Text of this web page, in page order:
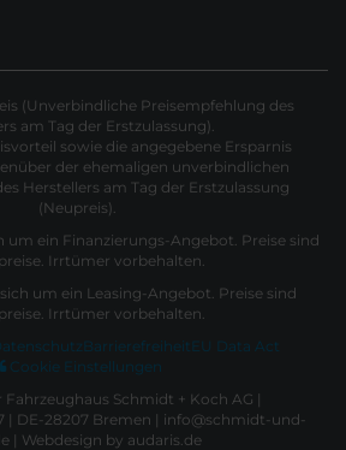
(Unverbindliche Preisempfehlung des
am Tag der Erstzulassung).
sowie die angegebene Ersparnis
der ehemaligen unverbindlichen
Herstellers am Tag der Erstzulassung
(Neupreis).
um ein Finanzierungs-Angebot. Preise sind
Irrtümer vorbehalten.
um ein Leasing-Angebot. Preise sind
Irrtümer vorbehalten.
Barrierefreiheit EU Data Act
Cookie Einstellungen
Fahrzeughaus Schmidt + Koch AG |
| DE-28207 Bremen | info@schmidt-und-
| Webdesign by audaris.de